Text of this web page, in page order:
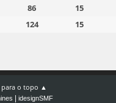
86
15
124 15
para o topo ▲
idesignSMF